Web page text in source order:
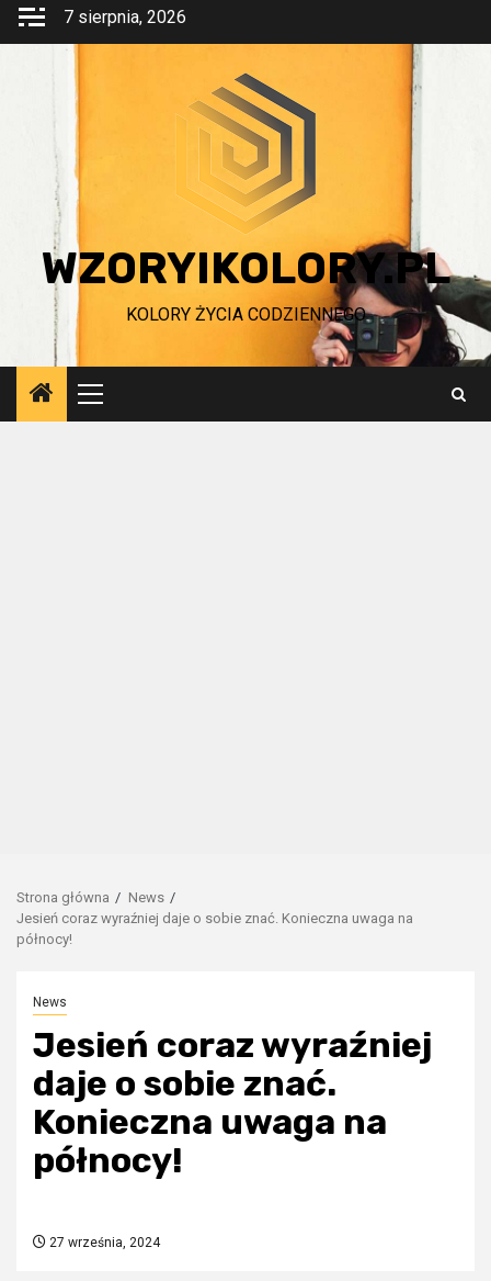
Przejdź
7 sierpnia, 2026
WZORYIKOLORY.PL
KOLORY ŻYCIA CODZIENNEGO
Menu
główne
Strona główna
News
Jesień coraz wyraźniej daje o sobie znać. Konieczna uwaga na
północy!
News
Jesień coraz wyraźniej
daje o sobie znać.
Konieczna uwaga na
północy!
27 września, 2024